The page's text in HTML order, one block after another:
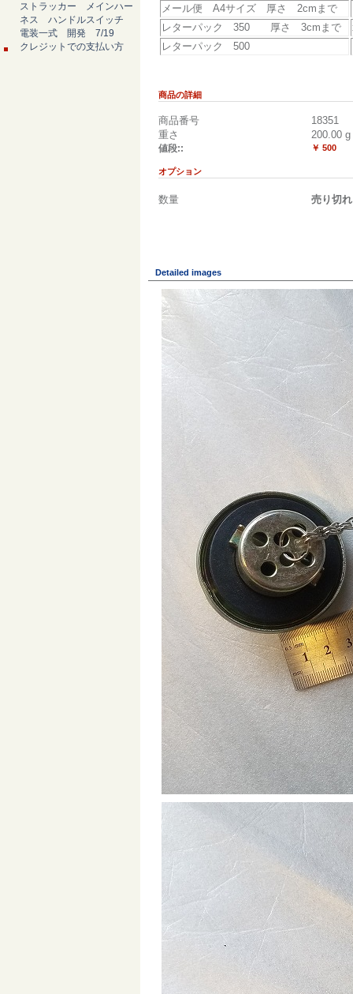
ストラッカー メインハー
ネス ハンドルスイッチ
電装一式 開発 7/19
クレジットでの支払い方
メール便 A4サイズ 厚さ 2cmまで
レターパック 350 厚さ 3cmまで
レターパック 500
商品の詳細
商品番号
18351
重さ
200.00 g
値段:: ￥ 500
オプション
数量 売り切れ
Detailed images